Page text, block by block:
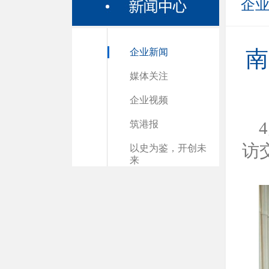
企业新闻
媒体关注
企业视频
筑港报
以史为鉴，开创未
来
企
访